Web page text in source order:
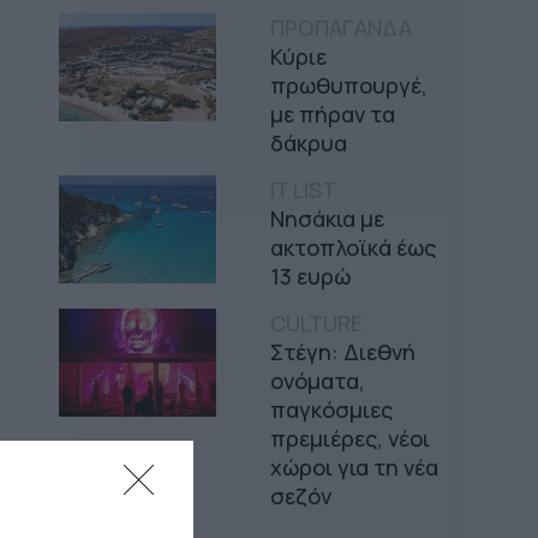
Κύριε
πρωθυπουργέ,
με πήραν τα
δάκρυα
Νησάκια με
ακτοπλοϊκά έως
13 ευρώ
Στέγη: Διεθνή
ονόματα,
παγκόσμιες
πρεμιέρες, νέοι
χώροι για τη νέα
σεζόν